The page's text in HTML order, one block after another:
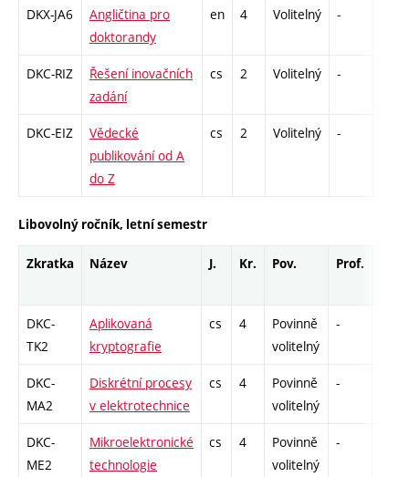
DKX-JA6
Angličtina pro
doktorandy
en 4 Volitelný -
DKC-RIZ
Řešení inovačních
zadání
cs 2 Volitelný -
DKC-EIZ
Vědecké
publikování od A
do Z
cs 2 Volitelný -
Libovolný ročník, letní semestr
Zkratka Název J. Kr. Pov. Prof.
DKC-
TK2
Aplikovaná
kryptografie
cs 4
Povinně
volitelný
-
DKC-
MA2
Diskrétní procesy
v elektrotechnice
cs 4
Povinně
volitelný
-
DKC-
ME2
Mikroelektronické
technologie
cs 4
Povinně
volitelný
-